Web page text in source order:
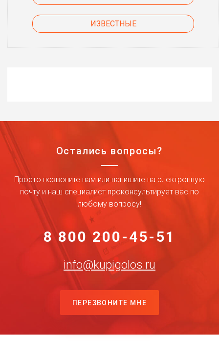
ИЗВЕСТНЫЕ
Остались вопросы?
Просто позвоните нам или напишите на электронную
почту и наш специалист проконсультирует вас по
любому вопросу!
8 800 200-45-51
info@kupigolos.ru
ПЕРЕЗВОНИТЕ МНЕ